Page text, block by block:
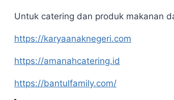
Untuk catering dan produk makanan
https://karyaanaknegeri.com
https://amanahcatering.id
https://bantulfamily.com/